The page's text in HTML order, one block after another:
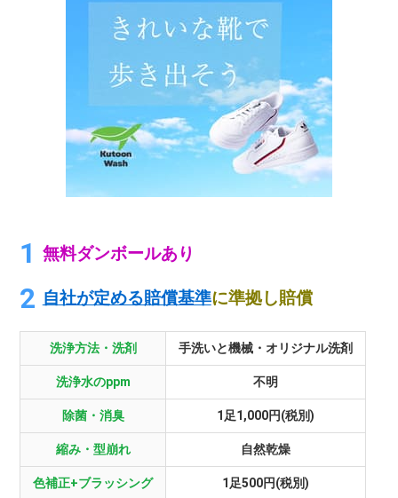
無料ダンボールあり
自社が定める賠償基準に準拠し賠償
洗浄方法・洗剤 手洗いと機械・オリジナル洗剤
洗浄水のppm 不明
除菌・消臭 1足1,000円(税別)
縮み・型崩れ 自然乾燥
色補正+ブラッシング 1足500円(税別)